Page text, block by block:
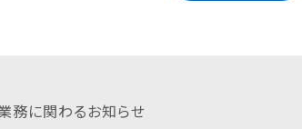
務に関わるお知らせ